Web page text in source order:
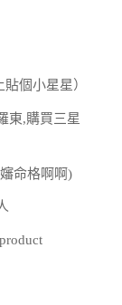
個小星星）
東,購買三星
命格啊啊)